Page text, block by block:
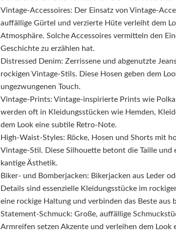
Vintage-Accessoires: Der Einsatz von Vintage-
auffällige Gürtel und verzierte Hüte verleiht dem
Atmosphäre. Solche Accessoires vermitteln den
Geschichte zu erzählen hat.
Distressed Denim: Zerrissene und abgenutzte
rockigen Vintage-Stils. Diese Hosen geben dem
ungezwungenen Touch.
Vintage-Prints: Vintage-inspirierte Prints wie
werden oft in Kleidungsstücken wie Hemden,
dem Look eine subtile Retro-Note.
High-Waist-Styles: Röcke, Hosen und Shorts mit
Vintage-Stil. Diese Silhouette betont die Taille und
kantige Ästhetik.
Biker- und Bomberjacken: Bikerjacken aus Leder
Details sind essenzielle Kleidungsstücke im
eine rockige Haltung und verbinden das Beste aus
Statement-Schmuck: Große, auffällige
Armreifen setzen Akzente und verleihen dem Look